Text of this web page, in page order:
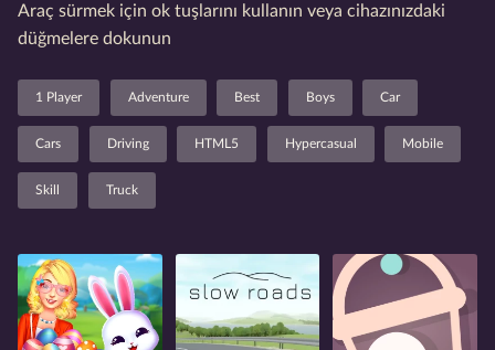
Araç sürmek için ok tuşlarını kullanın veya cihazınızdaki
düğmelere dokunun
1 Player Adventure Best Boys Car
Cars Driving HTML5 Hypercasual Mobile
Skill Truck